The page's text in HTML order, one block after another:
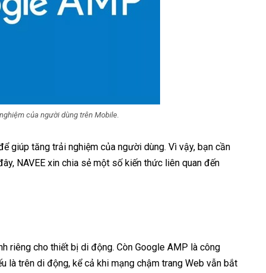
của người dùng trên Mobile.
giúp tăng trải nghiệm của người dùng. Vì vậy, bạn cần
NAVEE xin chia sẻ một số kiến thức liên quan đến
riêng cho thiết bị di động. Còn Google AMP là công
là trên di động, kể cả khi mạng chậm trang Web vẫn bắt